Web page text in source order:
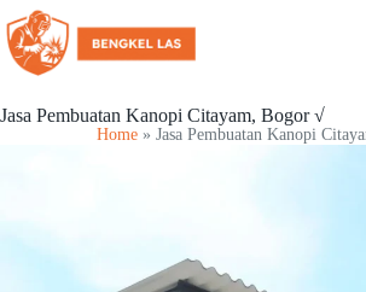
Jasa Pembuatan Kanopi Citayam, Bogor √
Home » Jasa Pembuatan Kanopi